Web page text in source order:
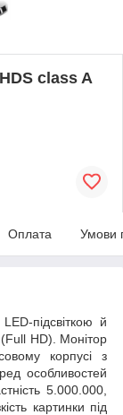
class A
Оплата Умови
підсвіткою й
(Full HD). Монітор
корпусі з
особливостей
5.000.000,
картинки під